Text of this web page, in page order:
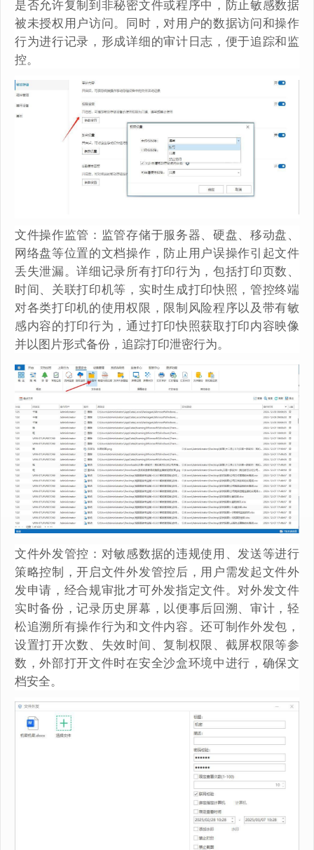
是否允许复制到非秘密文件或程序中，防止敏感数据
被未授权用户访问。同时，对用户的数据访问和操作
行为进行记录，形成详细的审计日志，便于追踪和监
控。
文件操作监管：监管存储于服务器、硬盘、移动盘、
网络盘等位置的文档操作，防止用户误操作引起文件
丢失泄漏。详细记录所有打印行为，包括打印页数、
时间、关联打印机等，实时生成打印快照，管控终端
对各类打印机的使用权限，限制风险程序以及带有敏
感内容的打印行为，通过打印快照获取打印内容映像
并以图片形式备份，追踪打印泄密行为。
文件外发管控：对敏感数据的违规使用、发送等进行
策略控制，开启文件外发管控后，用户需发起文件外
发申请，经合规审批才可外发指定文件。对外发文件
实时备份，记录历史屏幕，以便事后回溯、审计，轻
松追溯所有操作行为和文件内容。还可制作外发包，
设置打开次数、失效时间、复制权限、截屏权限等参
数，外部打开文件时在安全沙盒环境中进行，确保文
档安全。